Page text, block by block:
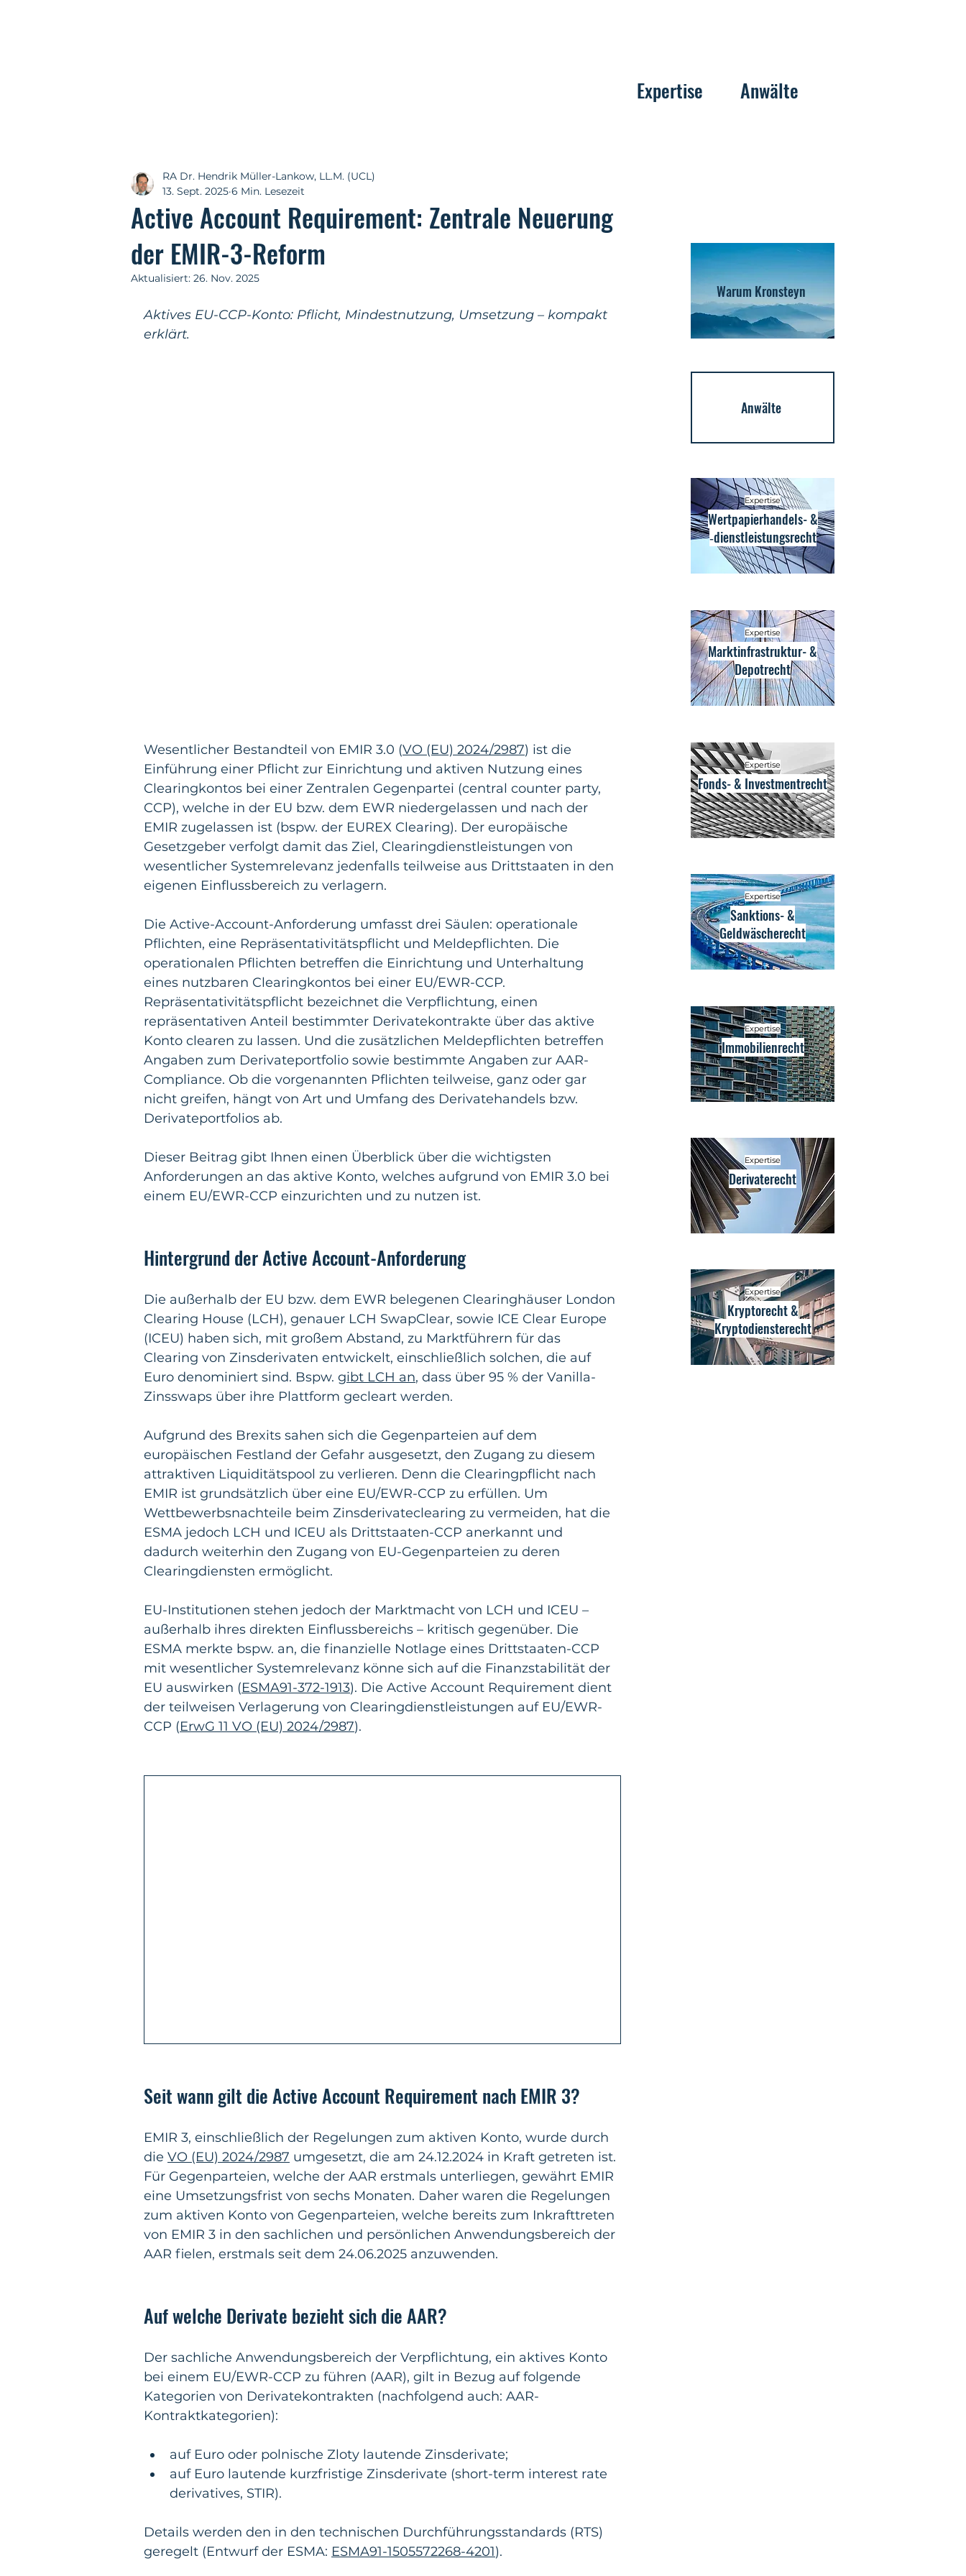
Expertise Anwälte
Active Account Requirement: Zentrale Neuerung
der EMIR-3-Reform
RA Dr. Hendrik Müller-Lankow, LL.M. (UCL)
13. Sept. 2025 6 Min. Lesezeit
Aktualisiert: 26. Nov. 2025
Aktives EU-CCP-Konto: Pflicht, Mindestnutzung, Umsetzung – kompakt
erklärt.
Wesentlicher Bestandteil von EMIR 3.0 (VO (EU) 2024/2987) ist die
Einführung einer Pflicht zur Einrichtung und aktiven Nutzung eines
Clearingkontos bei einer Zentralen Gegenpartei (central counter party,
CCP), welche in der EU bzw. dem EWR niedergelassen und nach der
EMIR zugelassen ist (bspw. der EUREX Clearing). Der europäische
Gesetzgeber verfolgt damit das Ziel, Clearingdienstleistungen von
wesentlicher Systemrelevanz jedenfalls teilweise aus Drittstaaten in den
eigenen Einflussbereich zu verlagern.
Die Active-Account-Anforderung umfasst drei Säulen: operationale
Pflichten, eine Repräsentativitätspflicht und Meldepflichten. Die
operationalen Pflichten betreffen die Einrichtung und Unterhaltung
eines nutzbaren Clearingkontos bei einer EU/EWR-CCP.
Repräsentativitätspflicht bezeichnet die Verpflichtung, einen
repräsentativen Anteil bestimmter Derivatekontrakte über das aktive
Konto clearen zu lassen. Und die zusätzlichen Meldepflichten betreffen
Angaben zum Derivateportfolio sowie bestimmte Angaben zur AAR-
Compliance. Ob die vorgenannten Pflichten teilweise, ganz oder gar
nicht greifen, hängt von Art und Umfang des Derivatehandels bzw.
Derivateportfolios ab.
Dieser Beitrag gibt Ihnen einen Überblick über die wichtigsten
Anforderungen an das aktive Konto, welches aufgrund von EMIR 3.0 bei
einem EU/EWR-CCP einzurichten und zu nutzen ist.
Hintergrund der Active Account-Anforderung
Die außerhalb der EU bzw. dem EWR belegenen Clearinghäuser London
Clearing House (LCH), genauer LCH SwapClear, sowie ICE Clear Europe
(ICEU) haben sich, mit großem Abstand, zu Marktführern für das
Clearing von Zinsderivaten entwickelt, einschließlich solchen, die auf
Euro denominiert sind. Bspw. gibt LCH an, dass über 95 % der Vanilla-
Zinsswaps über ihre Plattform gecleart werden.
Aufgrund des Brexits sahen sich die Gegenparteien auf dem
europäischen Festland der Gefahr ausgesetzt, den Zugang zu diesem
attraktiven Liquiditätspool zu verlieren. Denn die Clearingpflicht nach
EMIR ist grundsätzlich über eine EU/EWR-CCP zu erfüllen. Um
Wettbewerbsnachteile beim Zinsderivateclearing zu vermeiden, hat die
ESMA jedoch LCH und ICEU als Drittstaaten-CCP anerkannt und
dadurch weiterhin den Zugang von EU-Gegenparteien zu deren
Clearingdiensten ermöglicht.
EU-Institutionen stehen jedoch der Marktmacht von LCH und ICEU –
außerhalb ihres direkten Einflussbereichs – kritisch gegenüber. Die
ESMA merkte bspw. an, die finanzielle Notlage eines Drittstaaten-CCP
mit wesentlicher Systemrelevanz könne sich auf die Finanzstabilität der
EU auswirken (ESMA91-372-1913). Die Active Account Requirement dient
der teilweisen Verlagerung von Clearingdienstleistungen auf EU/EWR-
CCP (ErwG 11 VO (EU) 2024/2987).
Seit wann gilt die Active Account Requirement nach EMIR 3?
EMIR 3, einschließlich der Regelungen zum aktiven Konto, wurde durch
die VO (EU) 2024/2987 umgesetzt, die am 24.12.2024 in Kraft getreten ist.
Für Gegenparteien, welche der AAR erstmals unterliegen, gewährt EMIR
eine Umsetzungsfrist von sechs Monaten. Daher waren die Regelungen
zum aktiven Konto von Gegenparteien, welche bereits zum Inkrafttreten
von EMIR 3 in den sachlichen und persönlichen Anwendungsbereich der
AAR fielen, erstmals seit dem 24.06.2025 anzuwenden.
Auf welche Derivate bezieht sich die AAR?
Der sachliche Anwendungsbereich der Verpflichtung, ein aktives Konto
bei einem EU/EWR-CCP zu führen (AAR), gilt in Bezug auf folgende
Kategorien von Derivatekontrakten (nachfolgend auch: AAR-
Kontraktkategorien):
auf Euro oder polnische Zloty lautende Zinsderivate;
auf Euro lautende kurzfristige Zinsderivate (short-term interest rate
derivatives, STIR).
Details werden den in den technischen Durchführungsstandards (RTS)
geregelt (Entwurf der ESMA: ESMA91-1505572268-4201).
Warum Kronsteyn
Anwälte
Expertise
Wertpapierhandels- &
‑dienstleistungsrecht
Expertise
Marktinfrastruktur- &
Depotrecht
Expertise
Fonds- & Investmentrecht
Expertise
Sanktions- &
Geldwäscherecht
Expertise
Immobilienrecht
Expertise
Derivaterecht
Expertise
Kryptorecht &
Kryptodiensterecht